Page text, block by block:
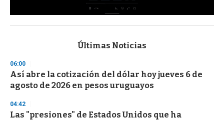
s
d
s
o
f
3
s
Últimas Noticias
06:00
Así abre la cotización del dólar hoy jueves 6 de
agosto de 2026 en pesos uruguayos
04:42
Las "presiones" de Estados Unidos que ha